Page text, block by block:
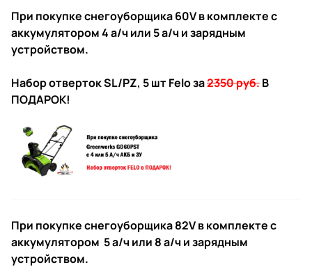
При покупке снегоуборщика 60V в комплекте с
аккумулятором 4 а/ч или 5 а/ч и зарядным
устройством.
Набор отверток SL/PZ, 5 шт Feloза2350 руб.В
ПОДАРОК!
При покупке снегоуборщика 82V в комплекте с
аккумулятором 5 а/ч или 8 а/ч и зарядным
устройством.